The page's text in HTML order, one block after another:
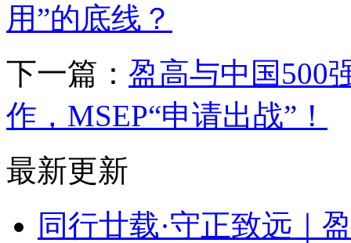
用”的底线？
下一篇： 盈高与中国
作，MSEP“申请出战”！
最新更新
同行廿载·守正致远｜